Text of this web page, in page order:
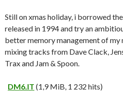
Still on xmas holiday, i borrowed
released in 1994 and try an
better memory management of my
mixing tracks from Dave Clack,
Trax and Jam & Spoon.
DM6.IT (1,9 MiB, 1 232 hits)